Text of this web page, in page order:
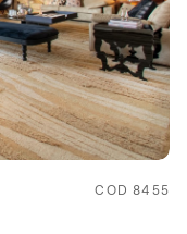
COD 8455